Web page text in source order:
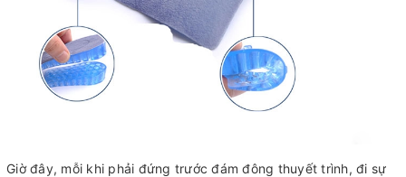
Giờ đây, mỗi khi phải đứng trước đám đông thuyết trình, đi sự